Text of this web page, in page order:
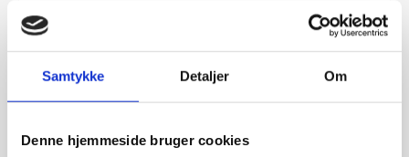
Samtykke Detaljer Om
Denne hjemmeside bruger cookies
Vifo
Folkeoplysning på lyd: "Giv de unge ansvar og
hyld frivilligheden"